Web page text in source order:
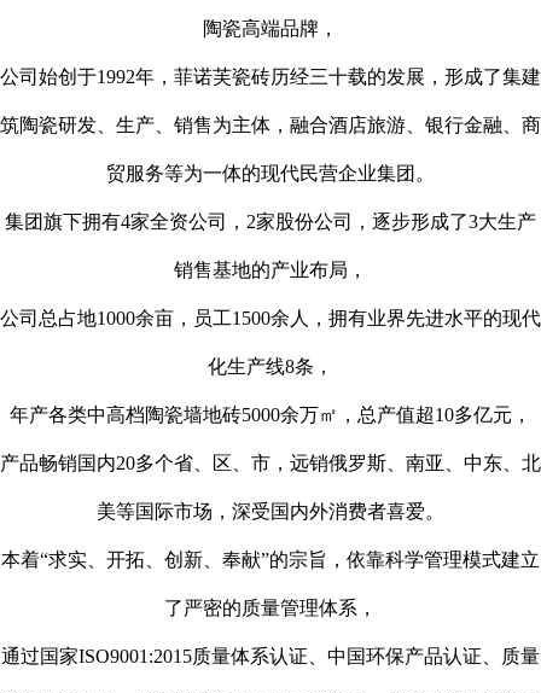
陶瓷高端品牌，
公司始创于1992年，菲诺芙瓷砖历经三十载的发展，形成了集建
筑陶瓷研发、生产、销售为主体，融合酒店旅游、银行金融、商
贸服务等为一体的现代民营企业集团。
集团旗下拥有4家全资公司，2家股份公司，逐步形成了3大生产
销售基地的产业布局，
公司总占地1000余亩，员工1500余人，拥有业界先进水平的现代
化生产线8条，
年产各类中高档陶瓷墙地砖5000余万㎡，总产值超10多亿元，
产品畅销国内20多个省、区、市，远销俄罗斯、南亚、中东、北
美等国际市场，深受国内外消费者喜爱。
本着“求实、开拓、创新、奉献”的宗旨，依靠科学管理模式建立
了严密的质量管理体系，
通过国家ISO9001:2015质量体系认证、中国环保产品认证、质量